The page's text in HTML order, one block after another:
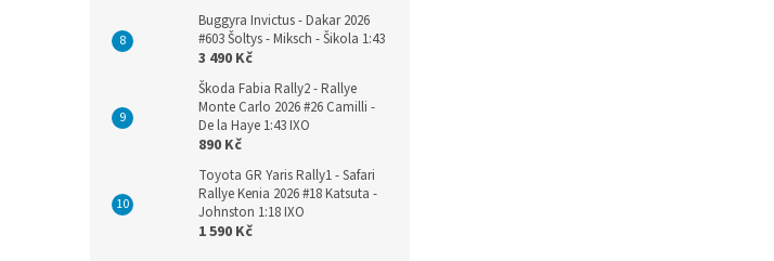
Buggyra Invictus - Dakar 2026
#603 Šoltys - Miksch - Šikola 1:43
3 490 Kč
Škoda Fabia Rally2 - Rallye
Monte Carlo 2026 #26 Camilli -
De la Haye 1:43 IXO
890 Kč
Toyota GR Yaris Rally1 - Safari
Rallye Kenia 2026 #18 Katsuta -
Johnston 1:18 IXO
1 590 Kč